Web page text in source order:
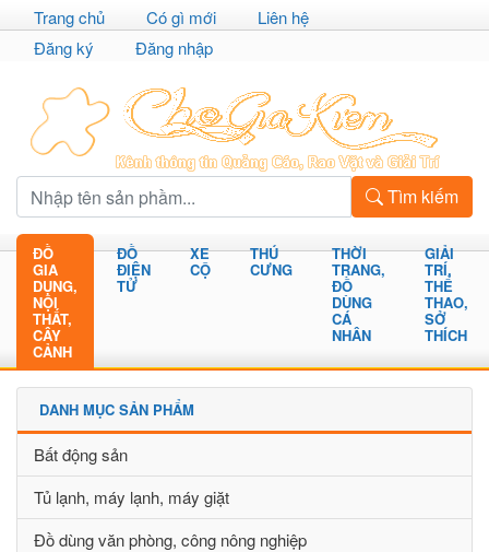
Trang chủ Có gì mới
Liên hệ
Đăng ký
Đăng nhập
Tìm kiếm
ĐỒ
GIA
DỤNG,
NỘI
THẤT,
CÂY
CẢNH
ĐỒ
ĐIỆN
TỬ
XE
CỘ
THÚ
CƯNG
THỜI
TRANG,
ĐỒ
DÙNG
CÁ
NHÂN
GIẢI
TRÍ,
THỂ
THAO,
SỞ
THÍCH
DANH MỤC SẢN PHẨM
Bất động sản
Tủ lạnh, máy lạnh, máy giặt
Đồ dùng văn phòng, công nông nghiệp